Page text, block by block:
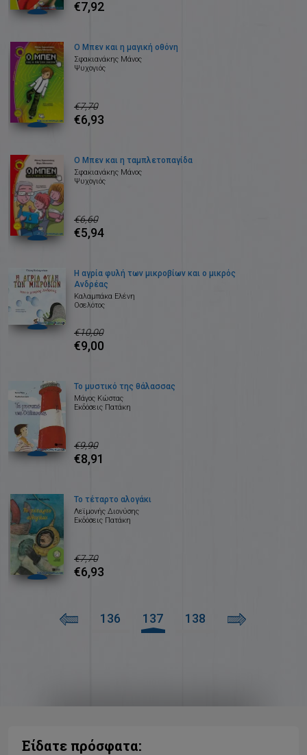
€7,92
Ο Μπεν και η μαγική οθόνη
Σφακιανάκης Μάνος
Ψυχογιός
€7,70
€6,93
Ο Μπεν και η ταμπλετοπαγίδα
Σφακιανάκης Μάνος
Ψυχογιός
€6,60
€5,94
Η αγρία φυλή των μικροβίων και ο μικρός
Ανδρέας
Καλαμπάκα Ελένη
Οσελότος
€10,00
€9,00
Το μυστικό της θάλασσας
Μάγος Κώστας
Εκδόσεις Πατάκη
€9,90
€8,91
Το τέταρτο αλογάκι
Λεϊμονής Διονύσης
Εκδόσεις Πατάκη
€7,70
€6,93
136 137 138
Είδατε πρόσφατα: